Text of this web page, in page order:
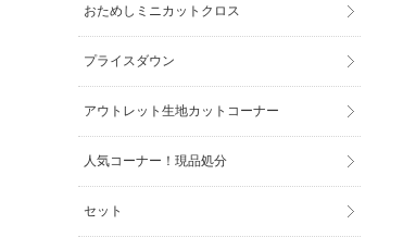
おためしミニカットクロス
プライスダウン
アウトレット生地カットコーナー
人気コーナー！現品処分
セット